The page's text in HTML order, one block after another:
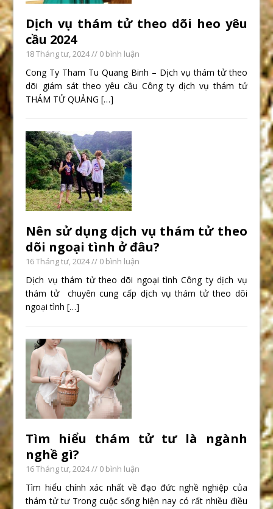
Dịch vụ thám tử theo dõi heo yêu
cầu 2024
18 Tháng tư, 2024// 0 bình luận
Cong Ty Tham Tu Quang Binh – Dịch vụ thám tử theo
dõi giám sát theo yêu cầu Công ty dịch vụ thám tử
THÁM TỬ QUẢNG[…]
Nên sử dụng dịch vụ thám tử theo
dõi ngoại tình ở đâu?
16 Tháng tư, 2024// 0 bình luận
Dịch vụ thám tử theo dõi ngoại tình Công ty dịch vụ
thám tử chuyên cung cấp dịch vụ thám tử theo dõi
ngoại tình[…]
Tìm hiểu thám tử tư là ngành
nghề gì?
16 Tháng tư, 2024// 0 bình luận
Tìm hiểu chính xác nhất về đạo đức nghề nghiệp của
thám tử tư Trong cuộc sống hiện nay có rất nhiều điều